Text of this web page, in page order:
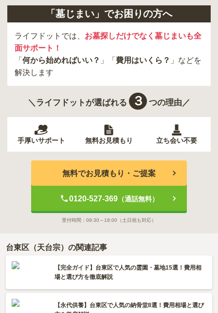
「墓じまい」でお困りの方へ
ライフドットでは、 お墓探しだけでなく墓じまいも全
面サポート！
「 何から始めればいい？ 」「 費用はいくら？ 」などを
解決します
＼ライフドットが選ばれる ３ つの理由／
手厚いサポート 無料お見積もり 立ち会い不要
無料でお見積もり・ご提案
0120-527-369（通話無料）
受付時間： 09:30～18:00 （土日祝も対応）
台東区（天台宗）の関連記事
【完全ガイド】台東区で人気の霊園・墓地15選！費用相
場と選び方を徹底解説
【永代供養】台東区で人気の納骨堂8選！費用相場と選び